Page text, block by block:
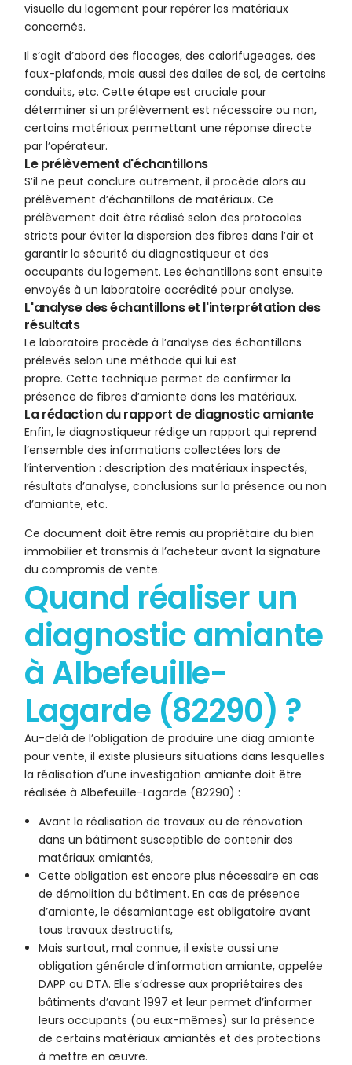
visuelle du logement pour repérer les matériaux
concernés.
Il s’agit d’abord des flocages, des calorifugeages, des
faux-plafonds, mais aussi des dalles de sol, de certains
conduits, etc. Cette étape est cruciale pour
déterminer si un prélèvement est nécessaire ou non,
certains matériaux permettant une réponse directe
par l’opérateur.
Le prélèvement d'échantillons
S’il ne peut conclure autrement, il procède alors au
prélèvement d’échantillons de matériaux. Ce
prélèvement doit être réalisé selon des protocoles
stricts pour éviter la dispersion des fibres dans l’air et
garantir la sécurité du diagnostiqueur et des
occupants du logement. Les échantillons sont ensuite
envoyés à un laboratoire accrédité pour analyse.
L'analyse des échantillons et l'interprétation des
résultats
Le laboratoire procède à l’analyse des échantillons
prélevés selon une méthode qui lui est
propre. Cette technique permet de confirmer la
présence de fibres d’amiante dans les matériaux.
La rédaction du rapport de diagnostic amiante
Enfin, le diagnostiqueur rédige un rapport qui reprend
l’ensemble des informations collectées lors de
l’intervention : description des matériaux inspectés,
résultats d’analyse, conclusions sur la présence ou non
d’amiante, etc.
Ce document doit être remis au propriétaire du bien
immobilier et transmis à l’acheteur avant la signature
du compromis de vente.
Quand réaliser un
diagnostic amiante
à Albefeuille-
Lagarde (82290) ?
Au-delà de l’obligation de produire une diag amiante
pour vente, il existe plusieurs situations dans lesquelles
la réalisation d’une investigation amiante doit être
réalisée à Albefeuille-Lagarde (82290) :
Avant la réalisation de travaux ou de rénovation
dans un bâtiment susceptible de contenir des
matériaux amiantés,
Cette obligation est encore plus nécessaire en cas
de démolition du bâtiment. En cas de présence
d’amiante, le désamiantage est obligatoire avant
tous travaux destructifs,
Mais surtout, mal connue, il existe aussi une
obligation générale d’information amiante, appelée
DAPP ou DTA. Elle s’adresse aux propriétaires des
bâtiments d’avant 1997 et leur permet d’informer
leurs occupants (ou eux-mêmes) sur la présence
de certains matériaux amiantés et des protections
à mettre en œuvre.